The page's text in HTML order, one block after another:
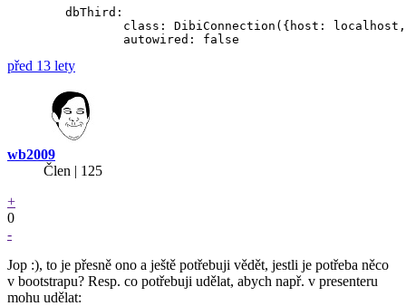
před 13 lety
wb2009
Člen | 125
+
0
-
Jop :), to je přesně ono a ještě potřebuji vědět, jestli je potřeba něco
v bootstrapu? Resp. co potřebuji udělat, abych např. v presenteru
mohu udělat: